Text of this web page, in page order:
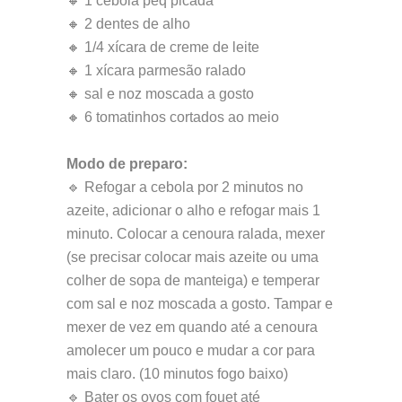
🔸 2 dentes de alho
🔸 1/4 xícara de creme de leite
🔸 1 xícara parmesão ralado
🔸 sal e noz moscada a gosto
🔸 6 tomatinhos cortados ao meio
Modo de preparo:
🔹 Refogar a cebola por 2 minutos no
azeite, adicionar o alho e refogar mais 1
minuto. Colocar a cenoura ralada, mexer
(se precisar colocar mais azeite ou uma
colher de sopa de manteiga) e temperar
com sal e noz moscada a gosto. Tampar e
mexer de vez em quando até a cenoura
amolecer um pouco e mudar a cor para
mais claro. (10 minutos fogo baixo)
🔹 Bater os ovos com fouet até